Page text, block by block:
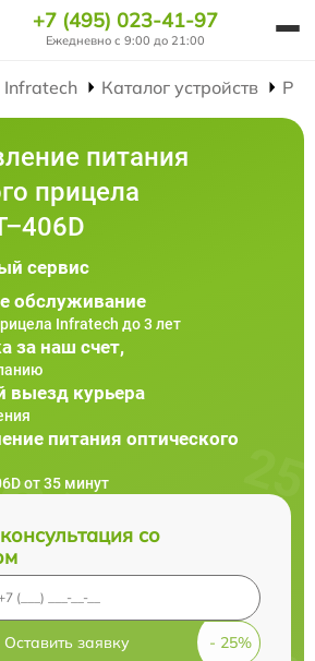
+7 (495) 023-41-97
Ежедневно с 9:00 до 21:00
Каталог устройств
питания
прицела
сервис
обслуживание
Infratech до 3 лет
за наш счет,
выезд курьера
питания оптического
от 35 минут
со
Оставить заявку